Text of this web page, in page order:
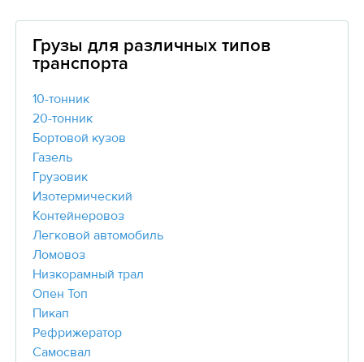
Грузы для различных типов
транспорта
10-тонник
20-тонник
Бортовой кузов
Газель
Грузовик
Изотермический
Контейнеровоз
Легковой автомобиль
Ломовоз
Низкорамный трал
Опен Топ
Пикап
Рефрижератор
Самосвал